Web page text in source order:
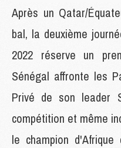
Après un Qatar/
bal, la deuxième
2022 réserve un
Sénégal affronte les
Privé de son leader
compétition et même
le champion